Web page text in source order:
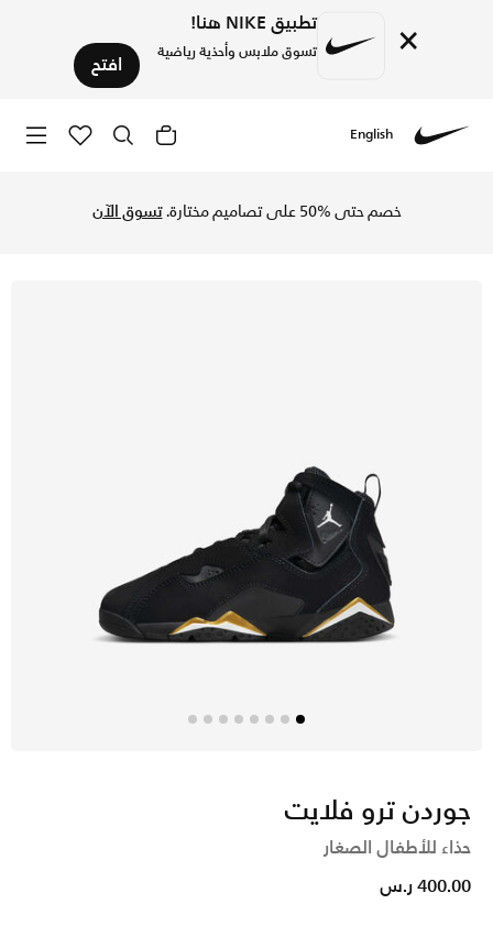
× تطبيق NIKE هنا!
تسوق ملابس وأحذية رياضية افتح
English
خصم حتى %50 على تصاميم مختارة. تسوق الآن
جوردن ترو فلايت
حذاء للأطفال الصغار
400.00 ر.س